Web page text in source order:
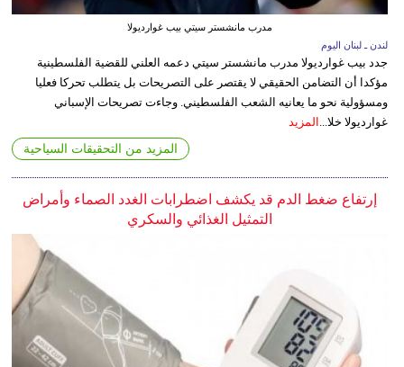
مدرب مانشستر سيتي بيب غوارديولا
لندن ـ لبنان اليوم
جدد بيب غوارديولا مدرب مانشستر سيتي دعمه العلني للقضية الفلسطينية
مؤكدا أن التضامن الحقيقي لا يقتصر على التصريحات بل يتطلب تحركا فعليا
ومسؤولية نحو ما يعانيه الشعب الفلسطيني. وجاءت تصريحات الإسباني
غوارديولا خلا...
المزيد
المزيد من التحقيقات السياحية
إرتفاع ضغط الدم قد يكشف اضطرابات الغدد الصماء وأمراض
التمثيل الغذائي والسكري